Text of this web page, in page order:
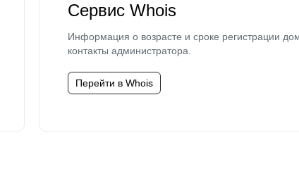
Сервис Whois
Информация о возрасте и сроке регистрации
контакты администратора.
Перейти в Whois